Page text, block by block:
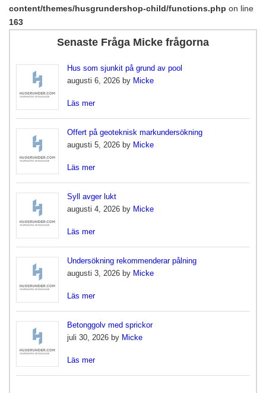
content/themes/husgrundershop-child/functions.php on line
163
Senaste Fråga Micke frågorna
Hus som sjunkit på grund av pool
augusti 6, 2026 by Micke
Läs mer
Offert på geoteknisk markundersökning
augusti 5, 2026 by Micke
Läs mer
Syll avger lukt
augusti 4, 2026 by Micke
Läs mer
Undersökning rekommenderar pålning
augusti 3, 2026 by Micke
Läs mer
Betonggolv med sprickor
juli 30, 2026 by Micke
Läs mer